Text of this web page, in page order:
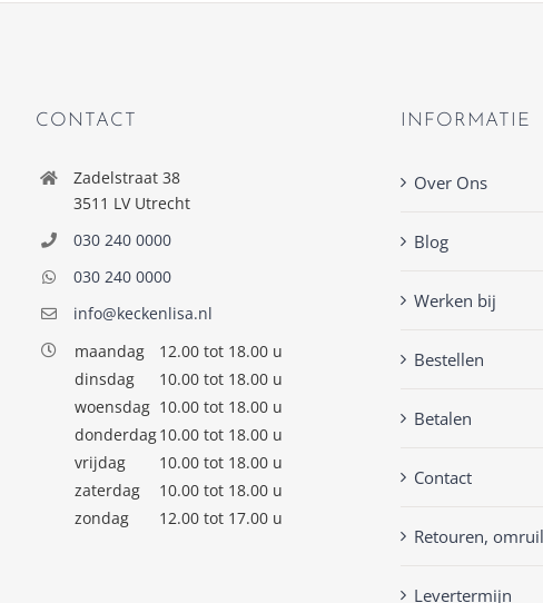
CONTACT
Zadelstraat 38
3511 LV Utrecht
030 240 0000
030 240 0000
info@keckenlisa.nl
maandag
12.00 tot 18.00 u
dinsdag
10.00 tot 18.00 u
woensdag 10.00 tot 18.00 u
donderdag10.00 tot 18.00 u
vrijdag
10.00 tot 18.00 u
zaterdag
10.00 tot 18.00 u
zondag
12.00 tot 17.00 u
INFORMATIE
Over Ons
Blog
Werken bij
Bestellen
Betalen
Contact
Retouren,
Levertermijn